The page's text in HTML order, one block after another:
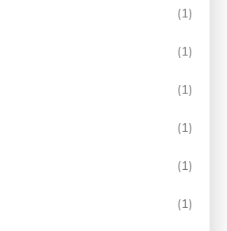
(1)
(1)
(1)
(1)
(1)
(1)